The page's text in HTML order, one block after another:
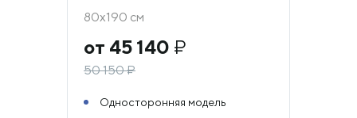
80х190 см
от 45 140 ₽
50 150₽
Односторонняя модель